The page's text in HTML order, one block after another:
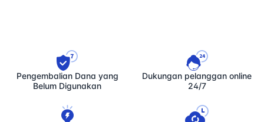
Pengembalian Dana yang
Belum Digunakan
Dukungan pelanggan online
24/7